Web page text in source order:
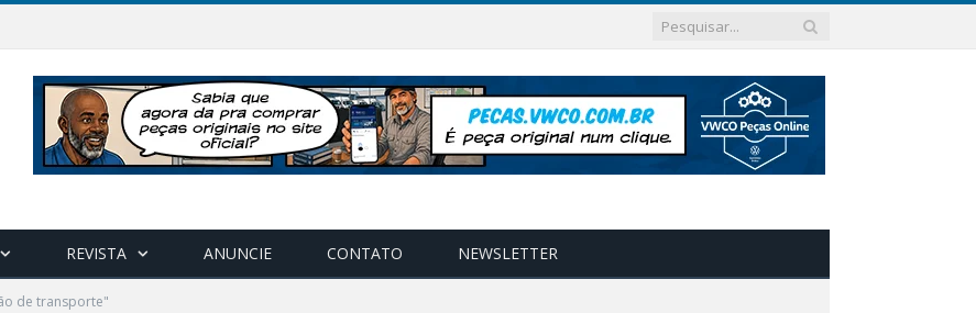
REVISTA ANUNCIE CONTATO NEWSLETTER
de transporte"